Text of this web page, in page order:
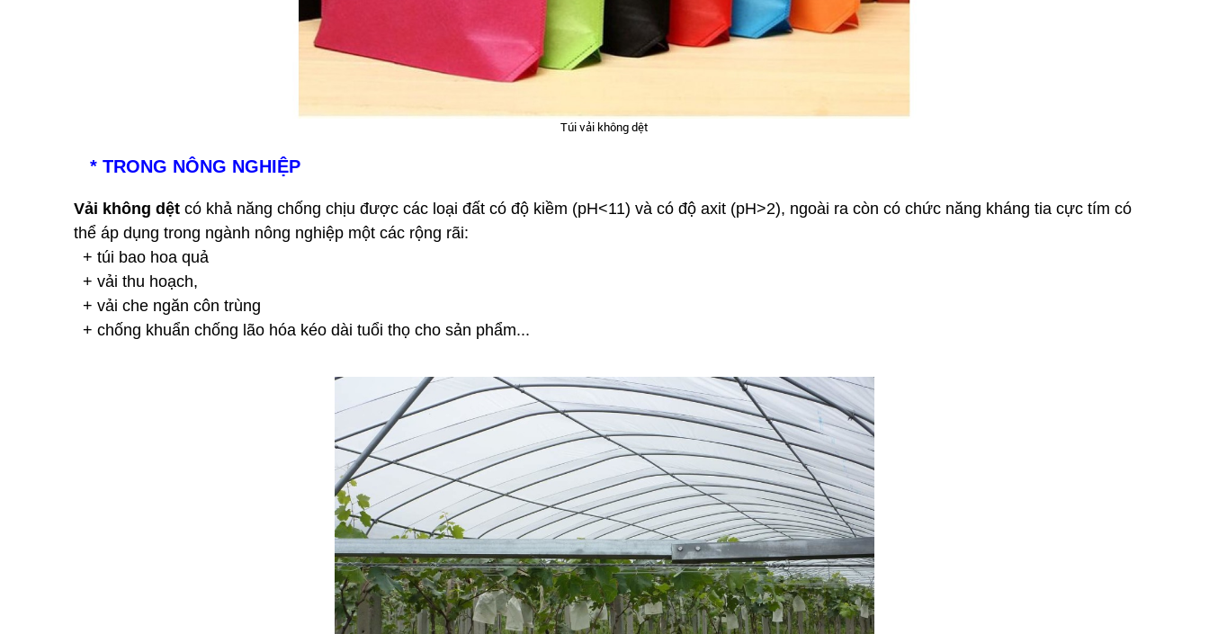
Túi vải không dệt
* TRONG NÔNG NGHIỆP
Vải không dệt có khả năng chống chịu được các loại đất có độ kiềm (pH<11) và có độ axit (pH>2), ngoài ra còn có chức năng kháng tia cực tím có
thể áp dụng trong ngành nông nghiệp một các rộng rãi:
+ túi bao hoa quả
+ vải thu hoạch,
+ vải che ngăn côn trùng
+ chống khuẩn chống lão hóa kéo dài tuổi thọ cho sản phẩm...